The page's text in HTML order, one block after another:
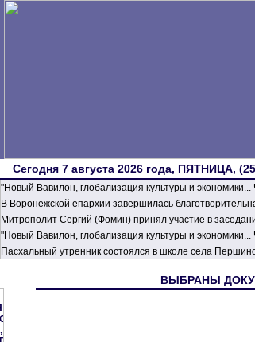
Сегодня 7 августа 2026 года, ПЯТНИЦА,
"Новый Вавилон, глобализация культуры и
В Воронежской епархии завершилась
Митрополит Сергий (Фомин) принял участие в
"Новый Вавилон, глобализация культуры и
Пасхальный утренник состоялся в школе села
ВЫБРАНЫ